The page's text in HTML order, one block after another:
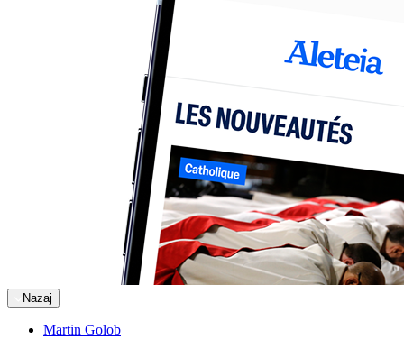
Nazaj
Martin Golob